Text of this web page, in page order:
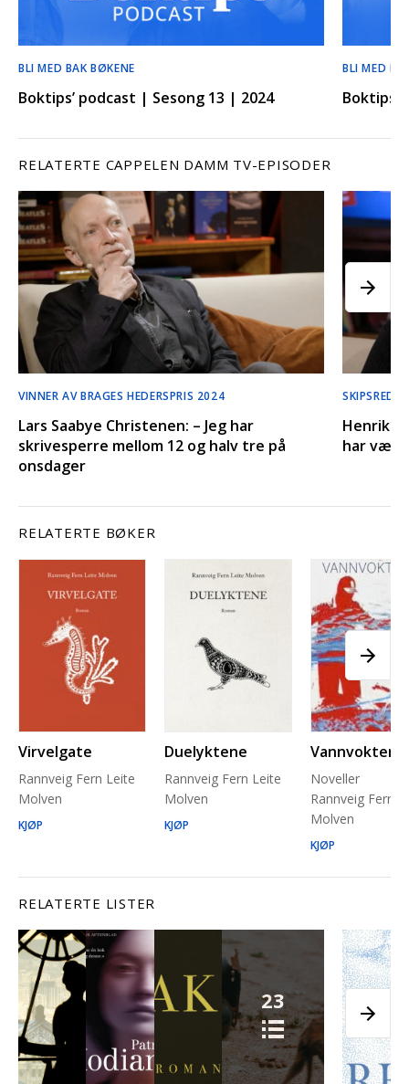
BLI MED BAK BØKENE
Boktips’ podcast | Sesong 13 | 2024
BLI MED
Boktips’
RELATERTE CAPPELEN DAMM TV-EPISODER
VINNER AV BRAGES HEDERSPRIS 2024
Lars Saabye Christenen: – Jeg har
skrivesperre mellom 12 og halv tre på
onsdager
Henrik
har vært
RELATERTE BØKER
Virvelgate
Rannveig Fern Leite
Molven
KJØP
Duelyktene
Rannveig Fern Leite
Molven
KJØP
Noveller
Rannveig Fern
Molven
KJØP
RELATERTE LISTER
23